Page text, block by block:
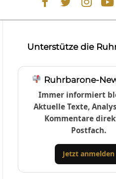
Unterstütze die
Ruhrbarone-
Immer informiert
Aktuelle Texte,
Kommentare
Postfach.
Jetzt anmelden